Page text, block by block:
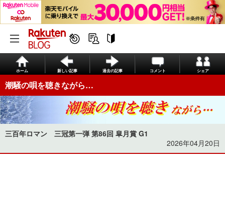
ホーム 新しい記事 過去の記事 コメント シェア
潮騒の唄を聴きながら…
三百年ロマン 三冠第一弾 第86回 皐月賞 G1
2026年04月20日